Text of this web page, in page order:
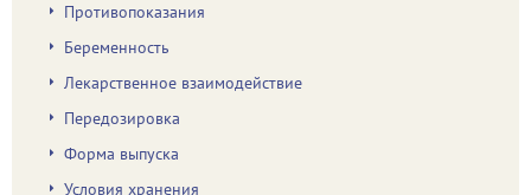
Противопоказания
Беременность
Лекарственное взаимодействие
Передозировка
Форма выпуска
Условия хранения